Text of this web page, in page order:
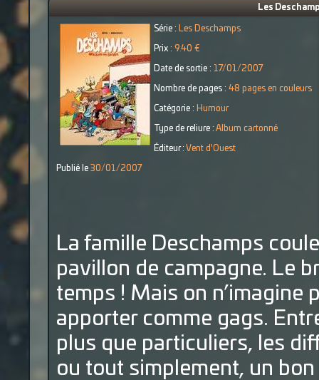
Les
Série : Les Deschamps
Prix : 9.40 €
Date de sortie : 17/01/2007
Nombre de pages : 48 pages en couleurs
Catégorie : Humour
Type de reliure : Album cartonné
Éditeur : Vent d'Ouest
Publié le 30/01/2007
La famille Deschamps
pavillon de campagne. Le
temps ! Mais on n’imagine
apporter comme gags.
plus que particuliers, les
ou tout simplement, un bon